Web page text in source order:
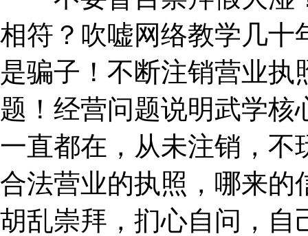
相符？吹嘘网络教学几十
是骗子！不断注销营业
题！经营问题说明武学
一直都在，从未注销，不
合法营业的执照，哪来的
胡乱崇拜，扪心自问，自